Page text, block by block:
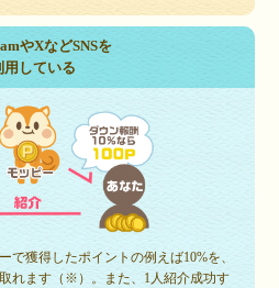
やXなどSNSを
用している
で獲得したポイントの例えば10%を、
れます（※）。また、1人紹介成功す